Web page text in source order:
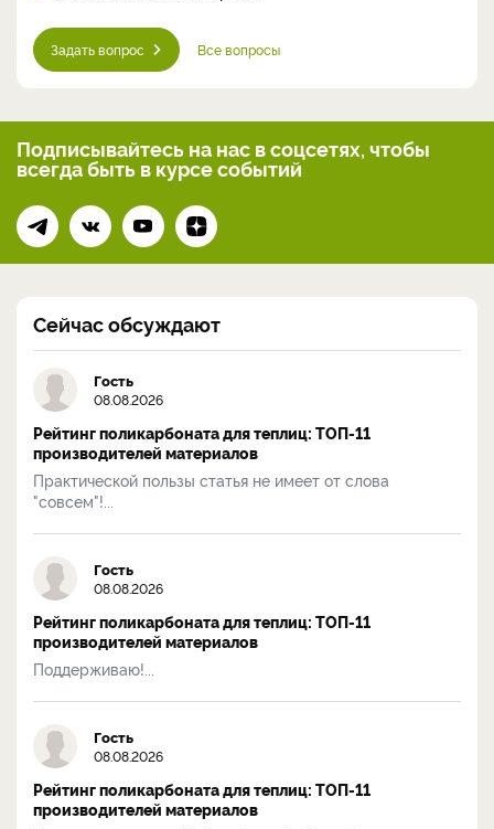
Задать вопрос Все вопросы
Подписывайтесь на нас в соцсетях, чтобы
всегдабыть в курсе событий
Сейчас обсуждают
Гость
08.08.2026
Рейтинг поликарбоната для теплиц: ТОП-11
производителей материалов
Практической пользы статья не имеет от слова
"совсем"!...
Гость
08.08.2026
Рейтинг поликарбоната для теплиц: ТОП-11
производителей материалов
Поддерживаю!...
Гость
08.08.2026
Рейтинг поликарбоната для теплиц: ТОП-11
производителей материалов